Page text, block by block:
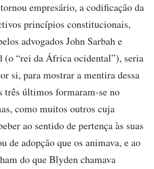
empresário, a codificação da
princípios constitucionais,
advogados John Sarbah e
(o “rei da África ocidental”), seria
si, para mostrar a mentira dessa
três últimos formaram-se no
como muitos outros cuja
ao sentido de pertença às suas
de adopção que os animava, e ao
do que Blyden chamava